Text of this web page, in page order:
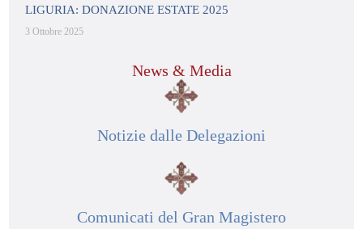
LIGURIA: DONAZIONE ESTATE 2025
3 Ottobre 2025
News & Media
Notizie dalle Delegazioni
Comunicati del Gran Magistero